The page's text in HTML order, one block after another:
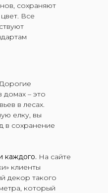
Дорогие
домах – это
в лесах.
елку, вы
в сохранение
каждого. На сайте
клиенты
декор такого
который
сохраняют
Все